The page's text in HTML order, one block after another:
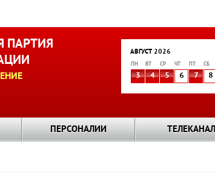
ПАРТИЯ
АВГУСТ 2026
ПН ВТ СР ЧТ СБ
3 4 5 6 7 8
ПЕРСОНАЛИИ ТЕЛЕКАНАЛ